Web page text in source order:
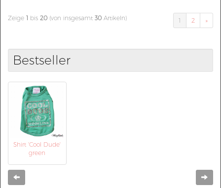
Zeige 1 bis 20 (von insgesamt 30 Artikeln) 1 2 »
Bestseller
Shirt 'Cool Dude'
green
Zurück